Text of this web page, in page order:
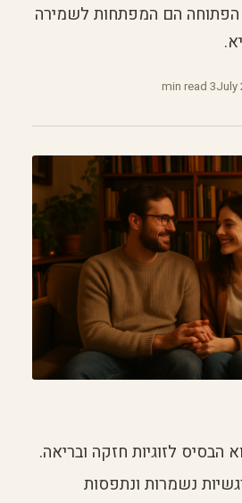
הפתוחה הם המפתחות לשמירה
July
3 min read
הבסיס לזוגיות חזקה ובריאה.
נשמרות ונתפסות